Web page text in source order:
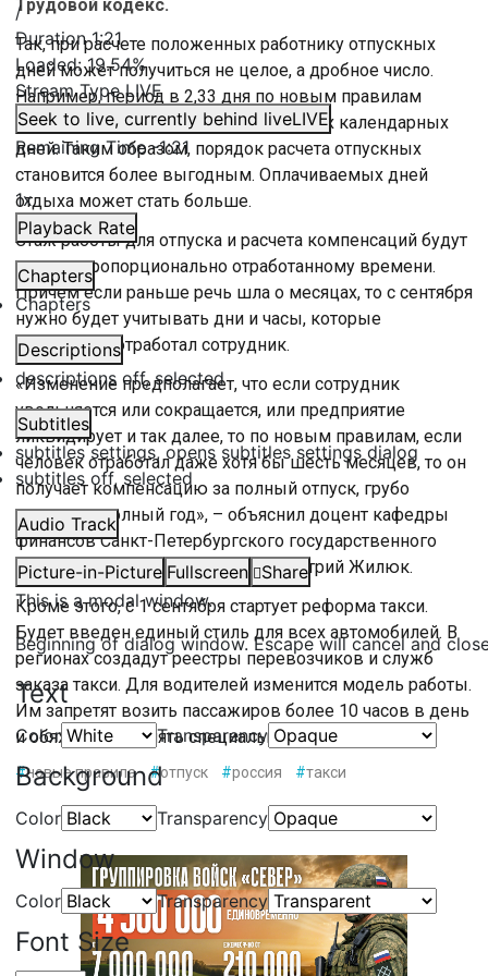
/
Duration1:21
Loaded:19.54%
Stream TypeLIVE
Seek to live, currently behind liveLIVE
Remaining Time-1:21
1x
Playback Rate
Chapters
Chapters
Descriptions
descriptions off, selected
Subtitles
subtitles settings, opens subtitles settings dialog
subtitles off, selected
Audio Track
Picture-in-Picture Fullscreen
Share
This is a modal window.
Beginning of dialog window. Escape will cancel and
Text
Color Transparency
Background
Color Transparency
Window
Color Transparency
Font Size
Трудовой кодекс.
Так, при расчете положенных работнику отпускных
дней может получиться не целое, а дробное число.
Например, период в 2,33 дня по новым правилам
необходимо округлить до трех полных календарных
дней. Таким образом, порядок расчета отпускных
становится более выгодным. Оплачиваемых дней
отдыха может стать больше.
Стаж работы для отпуска и расчета компенсаций будут
считать пропорционально отработанному времени.
Причем если раньше речь шла о месяцах, то с сентября
нужно будет учитывать дни и часы, которые
фактически отработал сотрудник.
«Изменение предполагает, что если сотрудник
увольняется или сокращается, или предприятие
ликвидирует и так далее, то по новым правилам, если
человек отработал даже хотя бы шесть месяцев, то он
получает компенсацию за полный отпуск, грубо
говоря, за полный год», – объяснил доцент кафедры
финансов Санкт-Петербургского государственного
экономического университета Дмитрий Жилюк.
Кроме этого, с 1 сентября стартует реформа такси.
Будет введен единый стиль для всех автомобилей. В
регионах создадут реестры перевозчиков и служб
заказа такси. Для водителей изменится модель работы.
Им запретят возить пассажиров более 10 часов в день
и обяжут оформлять специальное ОСАГО.
#новые правила #отпуск #россия #такси